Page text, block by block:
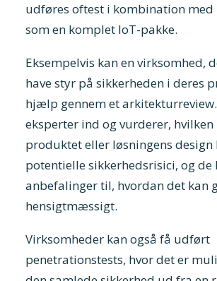
udføres oftest i kombination med
som en komplet IoT-pakke.
Eksempelvis kan en virksomhed,
have styr på sikkerheden i deres
hjælp gennem et
eksperter ind og vurderer,
produktet eller løsningens design
potentielle sikkerhedsrisici, og de
anbefalinger til, hvordan det kan
hensigtmæssigt.
Virksomheder kan også få udført
penetrationstests, hvor det er